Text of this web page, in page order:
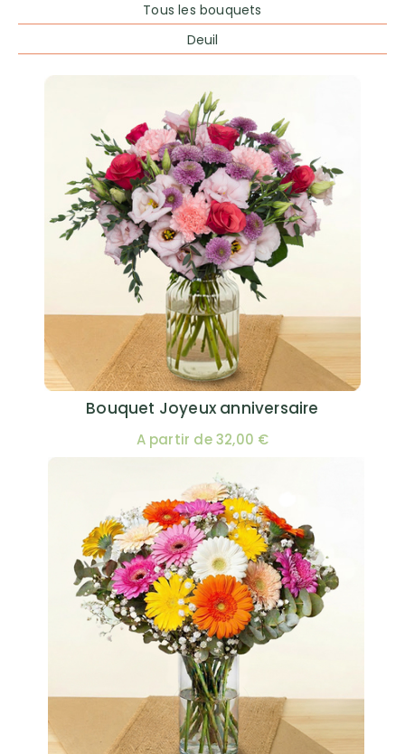
Tous les bouquets
Deuil
Bouquet Joyeux anniversaire
A partir de 32,00 €